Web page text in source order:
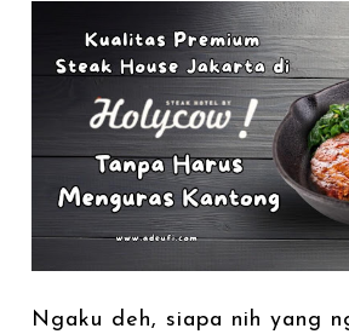
Ngaku deh, siapa nih yang